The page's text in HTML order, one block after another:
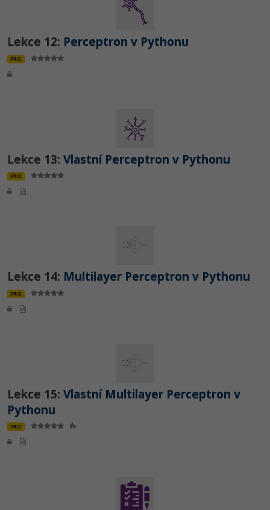
Lekce 12: Perceptron v Pythonu
PRO
Lekce 13: Vlastní Perceptron v Pythonu
PRO
Lekce 14: Multilayer Perceptron v Pythonu
PRO
Lekce 15: Vlastní Multilayer Perceptron v
Pythonu
PRO